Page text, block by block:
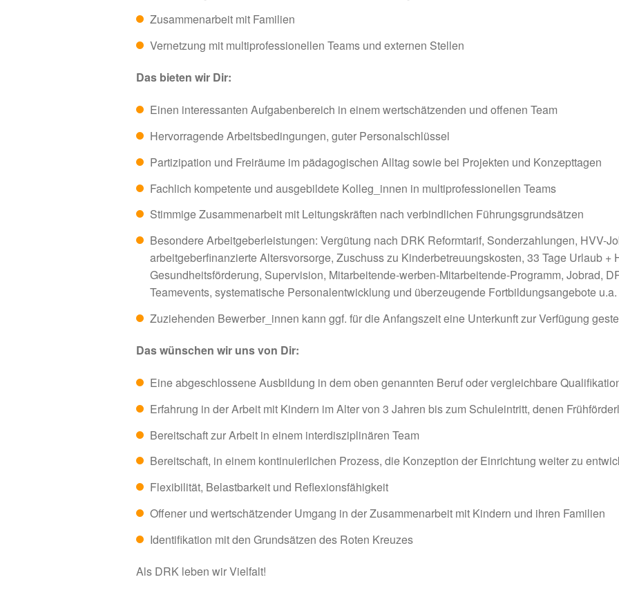
Zusammenarbeit mit Familien
Vernetzung mit multiprofessionellen Teams und externen Stellen
Das bieten wir Dir:
Einen interessanten Aufgabenbereich in einem wertschätzenden und offenen Team
Hervorragende Arbeitsbedingungen, guter Personalschlüssel
Partizipation und Freiräume im pädagogischen Alltag sowie bei Projekten und Konzepttagen
Fachlich kompetente und ausgebildete Kolleg_innen in multiprofessionellen Teams
Stimmige Zusammenarbeit mit Leitungskräften nach verbindlichen Führungsgrundsätzen
Besondere Arbeitgeberleistungen: Vergütung nach DRK Reformtarif, Sonderzahlungen, HVV-
arbeitgeber­finanzierte Altersvorsorge, Zuschuss zu Kinderbetreuungskosten, 33 Tage Urlaub +
Gesundheitsförderung, Supervision, Mitarbeitende-werben-Mitarbeitende-Programm, Jobrad,
Teamevents, systematische Personalentwicklung und überzeugende Fortbildungsangebote u.a.
Zuziehenden Bewerber_innen kann ggf. für die Anfangszeit eine Unterkunft zur Verfügung
Das wünschen wir uns von Dir:
Eine abgeschlossene Ausbildung in dem oben genannten Beruf oder vergleichbare
Erfahrung in der Arbeit mit Kindern im Alter von 3 Jahren bis zum Schuleintritt, denen
Bereitschaft zur Arbeit in einem interdisziplinären Team
Bereitschaft, in einem kontinuierlichen Prozess, die Konzeption der Einrichtung weiter zu
Flexibilität, Belastbarkeit und Reflexionsfähigkeit
Offener und wertschätzender Umgang in der Zusammenarbeit mit Kindern und ihren Familien
Identifikation mit den Grundsätzen des Roten Kreuzes
Als DRK leben wir Vielfalt!